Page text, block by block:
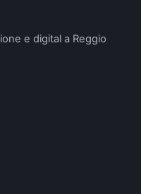
e digital a Reggio